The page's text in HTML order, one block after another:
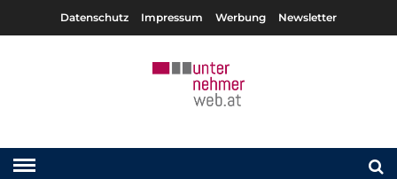
Datenschutz Impressum Werbung Newsletter